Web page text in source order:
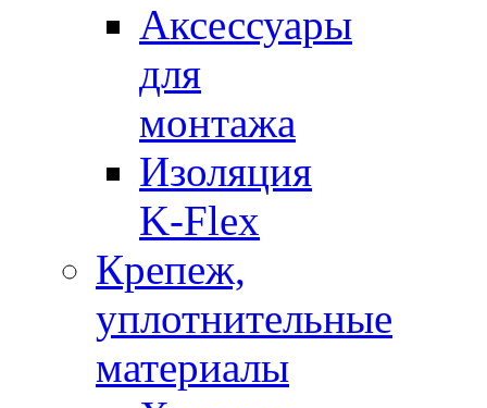
Аксессуары
для
монтажа
Изоляция
K-Flex
Крепеж,
уплотнительные
материалы